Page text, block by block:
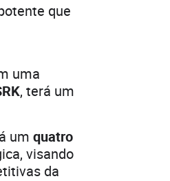
que
uma
, terá um
um quatro
visando
da